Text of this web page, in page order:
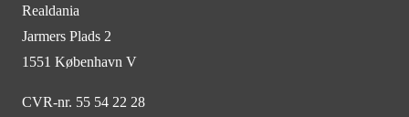
Realdania
Jarmers Plads 2
1551 København V
CVR-nr. 55 54 22 28